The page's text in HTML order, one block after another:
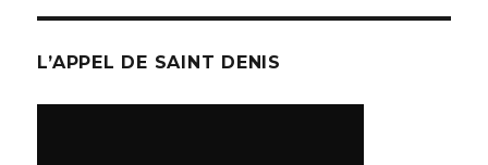
L’APPEL DE SAINT DENIS